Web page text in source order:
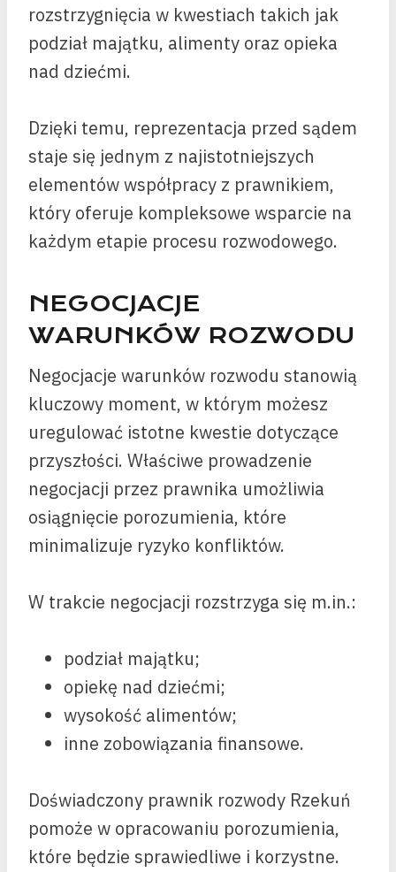
rozstrzygnięcia w kwestiach takich jak
podział majątku, alimenty oraz opieka
nad dziećmi.
Dzięki temu, reprezentacja przed sądem
staje się jednym z najistotniejszych
elementów współpracy z prawnikiem,
który oferuje kompleksowe wsparcie na
każdym etapie procesu rozwodowego.
NEGOCJACJE
WARUNKÓW ROZWODU
Negocjacje warunków rozwodu stanowią
kluczowy moment, w którym możesz
uregulować istotne kwestie dotyczące
przyszłości. Właściwe prowadzenie
negocjacji przez prawnika umożliwia
osiągnięcie porozumienia, które
minimalizuje ryzyko konfliktów.
W trakcie negocjacji rozstrzyga się m.in.:
podział majątku;
opiekę nad dziećmi;
wysokość alimentów;
inne zobowiązania finansowe.
Doświadczony prawnik rozwody Rzekuń
pomoże w opracowaniu porozumienia,
które będzie sprawiedliwe i korzystne.